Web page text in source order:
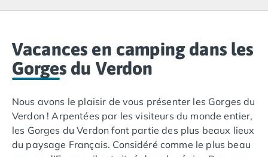
Camping Les Landes
Camping Biscarrosse
Camping Capbreton
Camping Messanges
Camping Moliets et Maa
Camping Sanguinet
Camping Seignosse
Vacances en camping dans les
Gorges du Verdon
Nous avons le plaisir de vous présenter les Gorges du
Verdon ! Arpentées par les visiteurs du monde entier,
les Gorges du Verdon font partie des plus beaux lieux
du paysage Français. Considéré comme le plus beau